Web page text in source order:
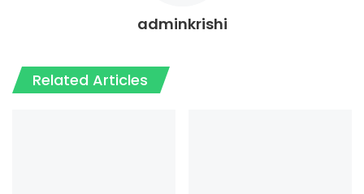
adminkrishi
Related Articles